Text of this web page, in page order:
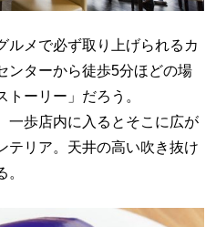
ルメで必ず取り上げられるカ
ンターから徒歩5分ほどの場
トーリー」だろう。
一歩店内に入るとそこに広が
テリア。天井の高い吹き抜け